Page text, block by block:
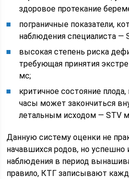
здоровое протекание
пограничные показатели,
наблюдения специалиста —
высокая степень риска
требующая принятия
мс;
критичное состояние
часы может закончиться
летальным исходом — STV
Данную систему оценки не
начавшихся родов, но успешно
наблюдения в период
правило, КТГ записывают